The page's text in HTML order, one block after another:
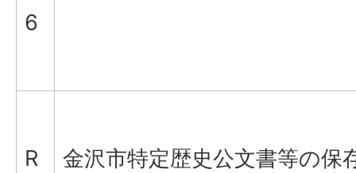
6
R
金沢市特定歴史公文書等の保